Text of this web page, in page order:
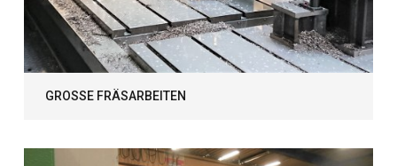
GROSSE FRÄSARBEITEN